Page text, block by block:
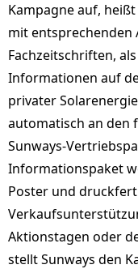
Kampagne auf,
mit entsprechenden
Fachzeitschriften,
Informationen auf
privater
automatisch an den
Sunways-
Informationspaket
Poster und
Aktionstagen oder
stellt Sunways den